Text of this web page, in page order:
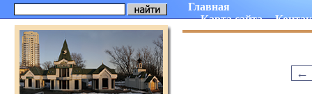
Главная
Карта сайта
←